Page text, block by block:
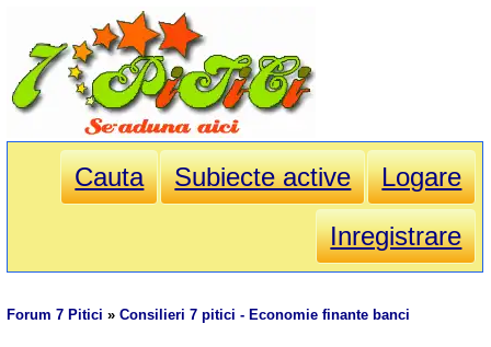
Cauta Subiecte active
Logare
Inregistrare
Forum 7 Pitici »Consilieri 7 pitici - Economie finante banci